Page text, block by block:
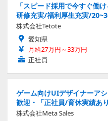
「スピード採用で今すぐ働
研修充実/福利厚生充実/
株式会社Tetote
愛知県
月給27万円～33万円
正社員
ゲーム向けUIデザイナーア
歓迎・「正社員/育休実績あ
株式会社Meta Sales